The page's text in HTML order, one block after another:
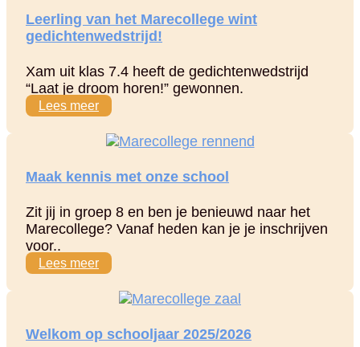
Leerling van het Marecollege wint
gedichtenwedstrijd!
Xam uit klas 7.4 heeft de gedichtenwedstrijd
“Laat je droom horen!” gewonnen.
Lees meer
Maak kennis met onze school
Zit jij in groep 8 en ben je benieuwd naar het
Marecollege? Vanaf heden kan je je inschrijven
voor..
Lees meer
Welkom op schooljaar 2025/2026